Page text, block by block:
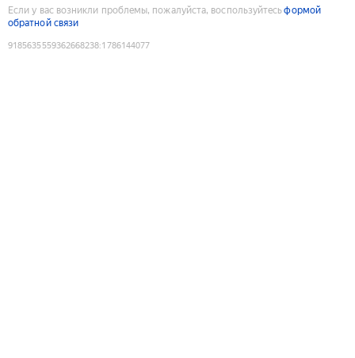
Если у вас возникли проблемы, пожалуйста, воспользуйтесьформой
обратной связи
9185635559362668238:1786144077